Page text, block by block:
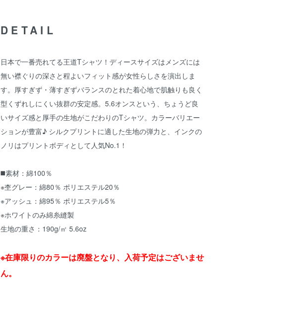
DETAIL
日本で一番売れてる王道Tシャツ！ディースサイズはメンズには
無い襟ぐりの深さと程よいフィット感が女性らしさを演出しま
す。厚すぎず・薄すぎずバランスのとれた着心地で肌触りも良く
型くずれしにくい抜群の安定感。5.6オンスという、ちょうど良
いサイズ感と厚手の生地がこだわりのTシャツ。カラーバリエー
ションが豊富♪ シルクプリントに適した生地の弾力と、インクの
ノリはプリントボディとして人気No.1！
◼️素材：綿100％
※杢グレー：綿80％ ポリエステル20％
※アッシュ：綿95％ ポリエステル5％
※ホワイトのみ綿糸縫製
生地の重さ：190g/㎡ 5.6oz
※在庫限りのカラーは廃盤となり、入荷予定はございませ
ん。